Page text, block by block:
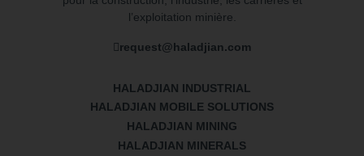
l’exploitation minière.
request@haladjian.com
HALADJIAN INDUSTRIAL
HALADJIAN MOBILE SOLUTIONS
HALADJIAN MINING
HALADJIAN MINERALS